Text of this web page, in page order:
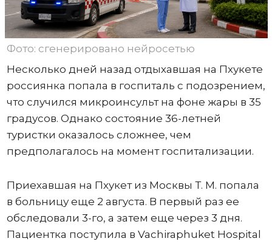
Фото: сгенерировано нейросетью
Несколько дней назад отдыхавшая на Пхукете
россиянка попала в госпиталь с подозрением,
что случился микроинсульт на фоне жары в 35
градусов. Однако состояние 36-летней
туристки оказалось сложнее, чем
предполагалось на момент госпитализации.
Приехавшая на Пхукет из Москвы Т. М. попала
в больницу еще 2 августа. В первый раз ее
обследовали 3-го, а затем еще через 3 дня.
Пациентка поступила в Vachiraphuket Hospital